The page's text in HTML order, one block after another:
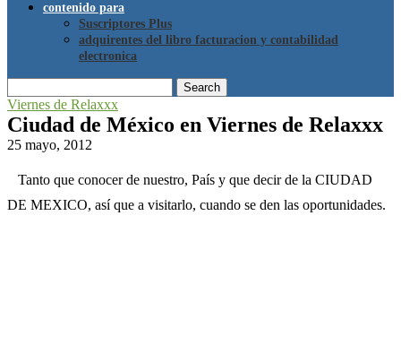
contenido para
Suscriptores Plus
adquirentes del libro facturacion y contabilidad
electronica
Search
Viernes de Relaxxx
Ciudad de México en Viernes de Relaxxx
25 mayo, 2012
Tanto que conocer de nuestro, País y que decir de la CIUDAD
DE MEXICO, así que a visitarlo, cuando se den las oportunidades.